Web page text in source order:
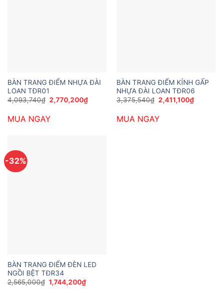
BÀN TRANG ĐIỂM NHỰA ĐÀI
LOAN TĐR01
4,093,740₫ Giá
gốc
4,093,740₫.
2,770,200₫Giá
hiện
MUA NGAY
BÀN TRANG ĐIỂM KÍNH GẤP
NHỰA ĐÀI LOAN TĐR06
3,375,540₫ Giá
gốc
3,375,540₫.
2,411,100₫Giá
hiện
MUA NGAY
-32%
BÀN TRANG ĐIỂM ĐÈN LED
NGỒI BỆT TĐR34
2,565,000₫ Giá
gốc
1,744,200₫Giá
hiện